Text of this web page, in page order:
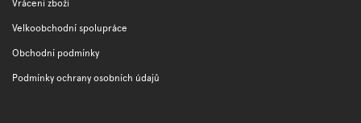
Vrácení zboží
Velkoobchodní spolupráce
Obchodní podmínky
Podmínky ochrany osobních údajů